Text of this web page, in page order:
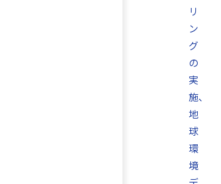
リ
ン
グ
の
実
施、
地
球
環
境